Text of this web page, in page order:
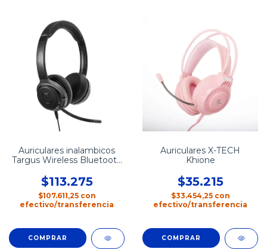
Auriculares inalambicos
Targus Wireless Bluetooth
$113.275
$107.611,25 con
efectivo/transferencia
Auriculares X-TECH
Khione
$35.215
$33.454,25 con
efectivo/transferencia